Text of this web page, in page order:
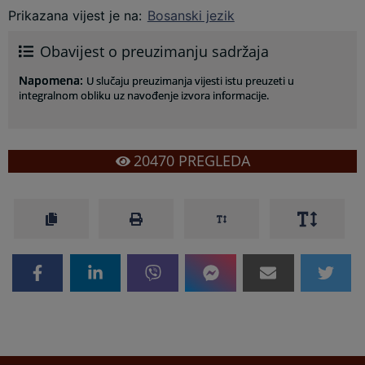
Prikazana vijest je na: Bosanski jezik
Obavijest o preuzimanju sadržaja
Napomena: U slučaju preuzimanja vijesti istu preuzeti u
integralnom obliku uz navođenje izvora informacije.
20470PREGLEDA